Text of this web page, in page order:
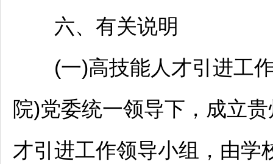
六、有关说明
(一)高技能人才引进工作
院)党委统一领导下，成立
才引进工作领导小组，由学